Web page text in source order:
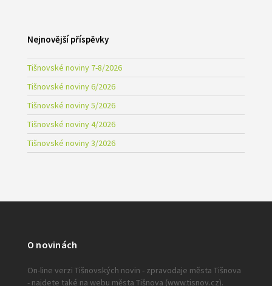
Nejnovější příspěvky
Tišnovské noviny 7-8/2026
Tišnovské noviny 6/2026
Tišnovské noviny 5/2026
Tišnovské noviny 4/2026
Tišnovské noviny 3/2026
O novinách
On-line verzi Tišnovských novin - zpravodaje města Tišnova
- najdete také na webu města Tišnova (www.tisnov.cz).